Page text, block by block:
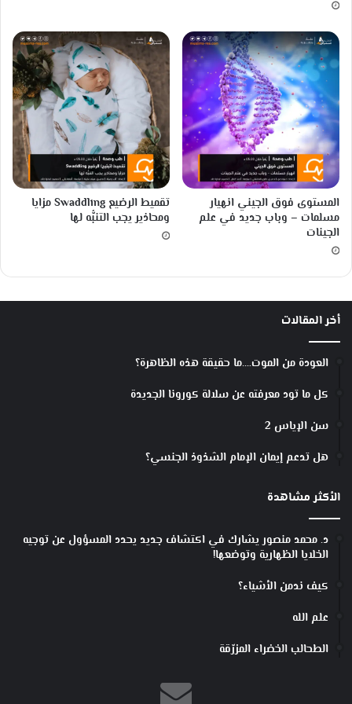
ل
ي
ا
ط
ب
ي
ع
ة
المستوى فوق الجيني انهيار
مسلمات – وباب جديد في علم
الجينات
تقميط الرضيع Swaddling مزايا
ومحاذير يجب التنبُّه لها
أخر المقالات
العودة من الموت….ما حقيقة هذه الظاهرة؟
كل ما تود معرفته عن سلالة كورونا الجديدة
سن الإياس 2
هل تدعم إيمان الإمام الشذوذ الجنسي؟
الأكثر مشاهدة
د. محمد منصور يشارك في اكتشاف جديد يحدد المسؤول عن توجيه
الخلايا الظهارية وتوضعها!
كيف ندمن الأشياء؟
علم الله
الطحالب الخضراء المزرّقة